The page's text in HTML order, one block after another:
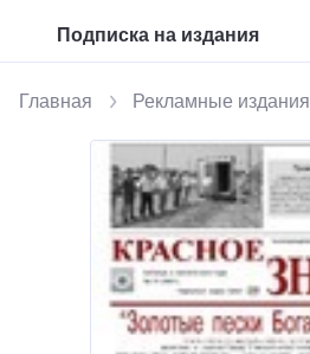
Подписка на издания
Главная Рекламные издания